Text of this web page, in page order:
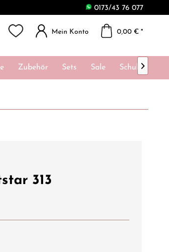
0173/43 76 077
Mein Konto 0,00 € *
Zubehör Sets Sale Schulungen

313